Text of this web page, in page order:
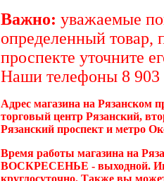
Важно: уважаемые
определенный товар,
проспекте уточните
Наши телефоны 8 903
Адрес магазина на Рязанском
торговый центр Рязанский,
Рязанский проспект и метро
Время работы магазина на
ВОСКРЕСЕНЬЕ - выходной.
круглосуточно. Также вы